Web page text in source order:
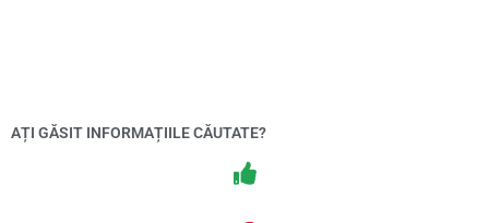
AȚI GĂSIT INFORMAȚIILE CĂUTATE?